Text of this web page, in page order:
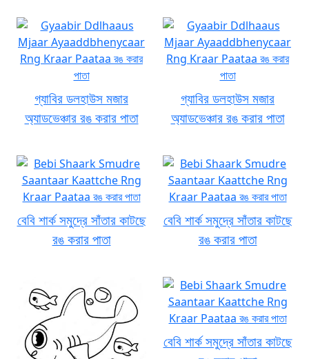
গ্যাবির ডলহাউস মজার
অ্যাডভেঞ্চার রঙ করার পাতা
গ্যাবির ডলহাউস মজার
অ্যাডভেঞ্চার রঙ করার পাতা
বেবি শার্ক সমুদ্রে সাঁতার কাটছে
রঙ করার পাতা
বেবি শার্ক সমুদ্রে সাঁতার কাটছে
রঙ করার পাতা
বেবি শার্ক সমুদ্রে সাঁতার কাটছে